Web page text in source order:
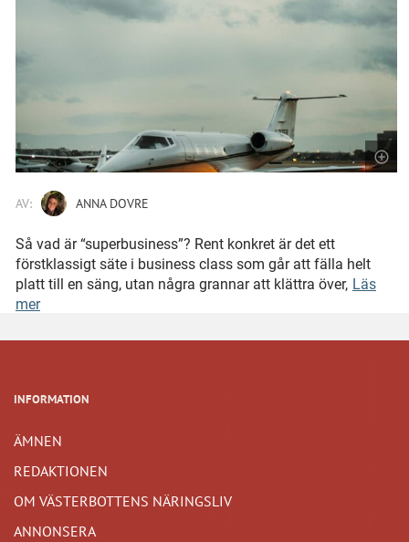
AV: ANNA DOVRE
Så vad är “superbusiness”? Rent konkret är det ett
förstklassigt säte i business class som går att fälla helt
platt till en säng, utan några grannar att klättra över, Läs
mer
INFORMATION
ÄMNEN
REDAKTIONEN
OM VÄSTERBOTTENS NÄRINGSLIV
ANNONSERA